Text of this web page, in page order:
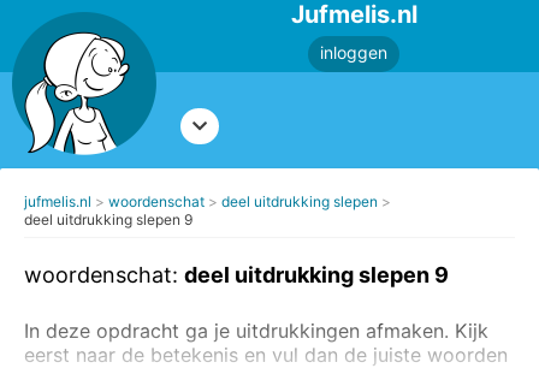
Jufmelis.nl
inloggen
jufmelis.nl woordenschat
deel uitdrukking slepen
deel uitdrukking slepen 9
woordenschat: deel uitdrukking slepen 9
In deze opdracht ga je uitdrukkingen afmaken. Kijk
eerst naar de betekenis en vul dan de juiste woorden